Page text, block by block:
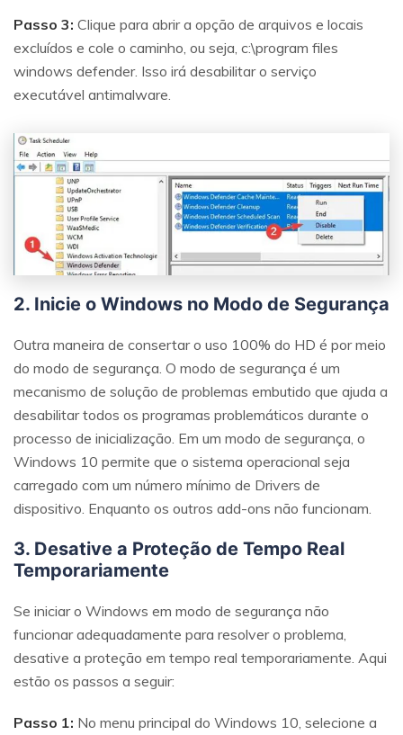
Repare suas fotos, melhore a qualidade e restaure
momentos preciosos com uma solução baseada em
IA.
Vamos lá
Teste Online
Passo 3: Clique para abrir a opção de arquivos e locais
excluídos e cole o caminho, ou seja, c:\program files
windows defender. Isso irá desabilitar o serviço
executável antimalware.
2. Inicie o Windows no Modo de Segurança
Outra maneira de consertar o uso 100% do HD é por meio
do modo de segurança. O modo de segurança é um
mecanismo de solução de problemas embutido que ajuda a
desabilitar todos os programas problemáticos durante o
processo de inicialização. Em um modo de segurança, o
Windows 10 permite que o sistema operacional seja
carregado com um número mínimo de Drivers de
dispositivo. Enquanto os outros add-ons não funcionam.
3. Desative a Proteção de Tempo Real
Temporariamente
Se iniciar o Windows em modo de segurança não
funcionar adequadamente para resolver o problema,
desative a proteção em tempo real temporariamente. Aqui
estão os passos a seguir:
Passo 1: No menu principal do Windows 10, selecione a